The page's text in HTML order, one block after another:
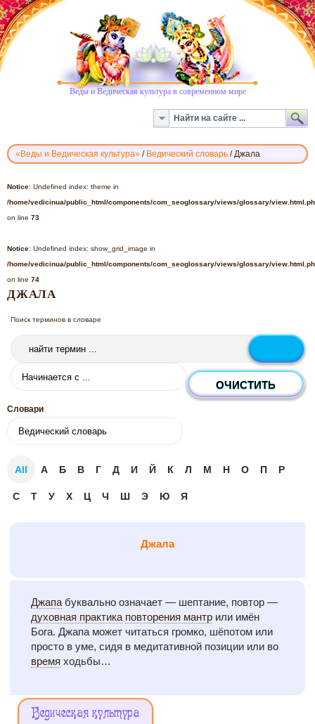
Веды и Ведическая культура в современном мире
«Веды и Ведическая культура» / Ведический словарь /Джала
СЛОВАРЬ
-
ДЖАЛА
Notice: Undefined index: theme in
/home/vedicinua/public_html/components/com_seoglossary/views/glossary/
on line 73
Notice: Undefined index: show_grid_image in
/home/vedicinua/public_html/components/com_seoglossary/views/glossary/
on line 74
ДЖАЛА
Поиск терминов в словаре
Словари
All А Б В Г Д И Й К Л М Н О П Р
С Т У Х Ц Ч Ш Э Ю Я
Джала
Джапа буквально означает — шептание, повтор —
духовная практика повторения мантр или имён
Бога. Джапа может читаться громко, шёпотом или
просто в уме, сидя в медитативной позиции или во
время ходьбы…
Меню Ведическая культура